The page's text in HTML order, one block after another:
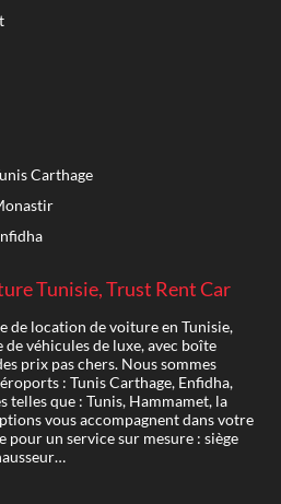
Carthage
Tunisie, Trust Rent Car
de location de voiture en Tunisie,
de véhicules de luxe, avec boîte
prix pas chers. Nous sommes
: Tunis Carthage, Enfidha,
telles que : Tunis, Hammamet, la
vous accompagnent dans votre
pour un service sur mesure : siège